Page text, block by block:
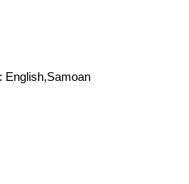
English,Samoan